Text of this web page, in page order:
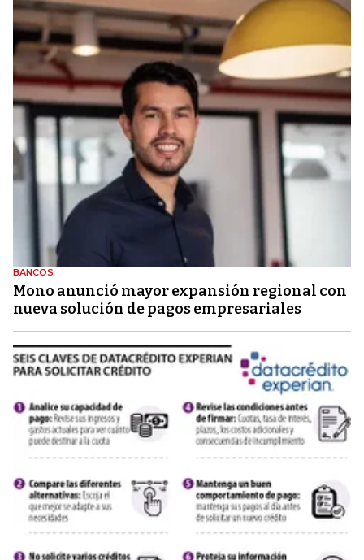
BANCOS
Mono anunció mayor expansión regional con
nueva solución de pagos empresariales